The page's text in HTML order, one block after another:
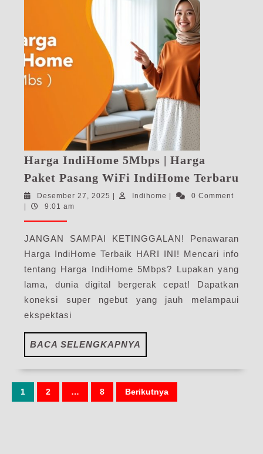
Harga IndiHome 5Mbps | Harga
Paket Pasang WiFi IndiHome Terbaru
Desember 27, 2025 Desember
| Indihome Indihome
|
0 Comment
|
9:01 am
JANGAN SAMPAI KETINGGALAN! Penawaran
Harga IndiHome Terbaik HARI INI! Mencari info
tentang Harga IndiHome 5Mbps? Lupakan yang
lama, dunia digital bergerak cepat! Dapatkan
koneksi super ngebut yang jauh melampaui
ekspektasi
BACA SELENGKAPNYA
SELENGKAPNYA
Paginasi
pos
1 2 … 8 Berikutnya